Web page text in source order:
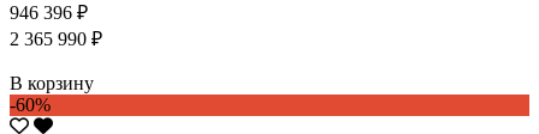
946 396 ₽
2 365 990 ₽
В корзину
-60%